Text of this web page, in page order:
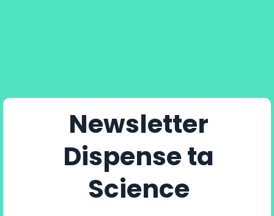
Newsletter
Dispense ta
Science